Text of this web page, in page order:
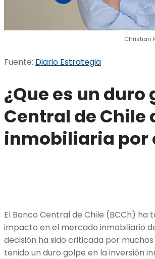
Christian
Fuente: Diario Estrategia
¿Que es un duro
Central de Chile
inmobiliaria por
El Banco Central de Chile (BCCh) ha
impacto en el mercado inmobiliario
decisión ha sido criticada por
tenido un duro golpe en la inversión